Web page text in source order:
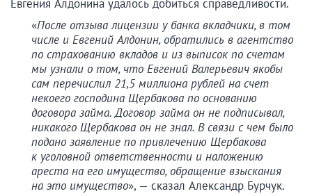
Евгения Алдонина удалось добиться справедливости.
«После отзыва лицензии у банка вкладчики, в том
числе и Евгений Алдонин, обратились в агентство
по страхованию вкладов и из выписок по счетам
мы узнали о том, что Евгений Валерьевич якобы
сам перечислил 21,5 миллиона рублей на счет
некоего господина Щербакова по основанию
договора займа. Договор займа он не подписывал,
никакого Щербакова он не знал. В связи с чем было
подано заявление по привлечению Щербакова
к уголовной ответственности и наложению
ареста на его имущество, обращение взыскания
на это имущество», — сказал Александр Бурчук.